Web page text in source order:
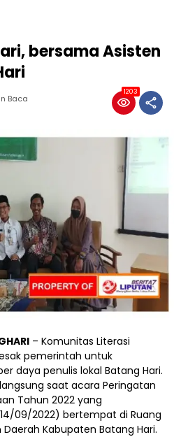
bersama Asisten
Baca
1203
– Komunitas Literasi
pemerintah untuk
daya penulis lokal Batang Hari.
saat acara Peringatan
Tahun 2022 yang
09/2022) bertempat di Ruang
Kabupaten Batang Hari.